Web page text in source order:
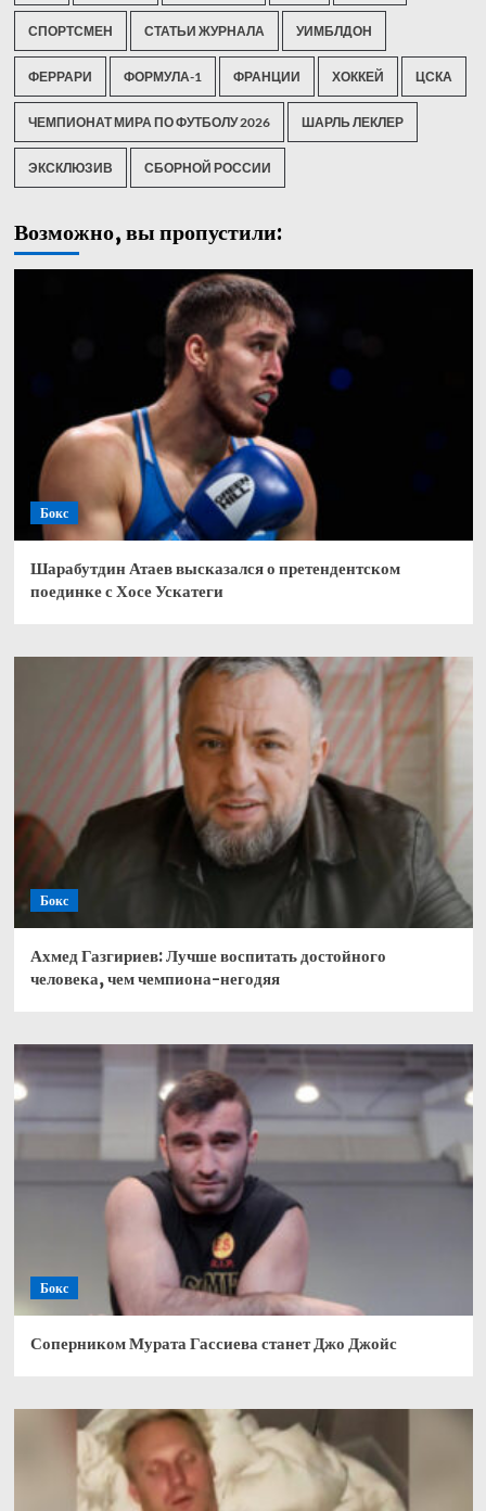
СПОРТСМЕН СТАТЬИ ЖУРНАЛА УИМБЛДОН
ФЕРРАРИ ФОРМУЛА-1 ФРАНЦИИ ХОККЕЙ ЦСКА
ЧЕМПИОНАТ МИРА ПО ФУТБОЛУ 2026 ШАРЛЬ ЛЕКЛЕР
ЭКСКЛЮЗИВ СБОРНОЙ РОССИИ
Возможно, вы пропустили:
Бокс
Шарабутдин Атаев высказался о претендентском
поединке с Хосе Ускатеги
Бокс
Ахмед Газгириев: Лучше воспитать достойного
человека, чем чемпиона-негодяя
Бокс
Соперником Мурата Гассиева станет Джо Джойс